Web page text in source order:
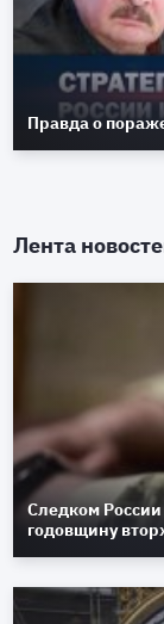
Правда о
Лента
Следком России
годовщину